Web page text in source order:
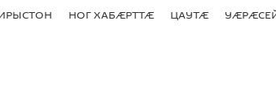
НОГ ХАБӔРТТӔ ЦАУТӔ